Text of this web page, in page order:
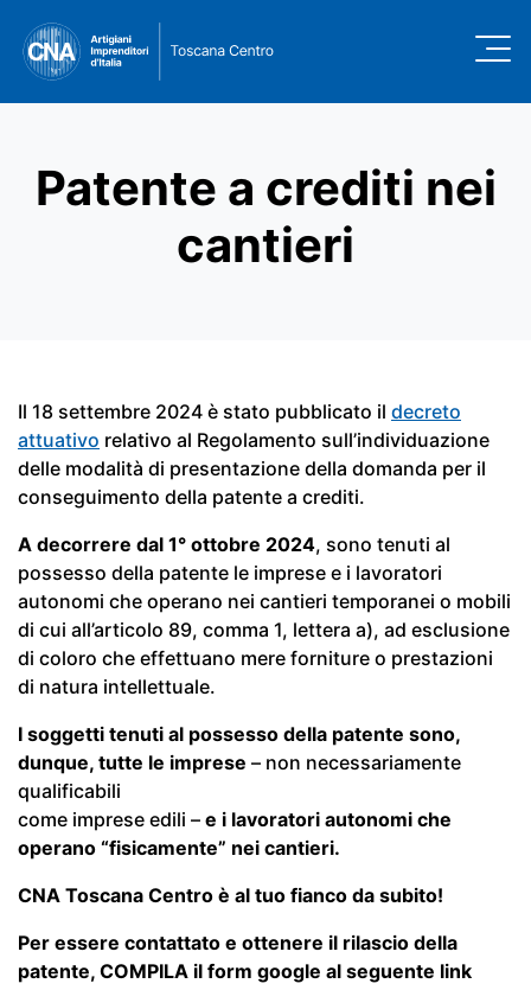
Patente a crediti nei
cantieri
Il 18 settembre 2024 è stato pubblicato il decreto
attuativo relativo al Regolamento sull’individuazione
delle modalità di presentazione della domanda per il
conseguimento della patente a crediti.
A decorrere dal 1° ottobre 2024, sono tenuti al
possesso della patente le imprese e i lavoratori
autonomi che operano nei cantieri temporanei o mobili
di cui all’articolo 89, comma 1, lettera a), ad esclusione
di coloro che effettuano mere forniture o prestazioni
di natura intellettuale.
I soggetti tenuti al possesso della patente sono,
dunque, tutte le imprese – non necessariamente
qualificabili
come imprese edili – e i lavoratori autonomi che
operano “fisicamente” nei cantieri.
CNA Toscana Centro è al tuo fianco da subito!
Per essere contattato e ottenere il rilascio della
patente, COMPILA il form google al seguente link